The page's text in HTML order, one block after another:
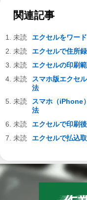
関連記事
エクセルをワー
エクセルで住所
エクセルの印刷
スマホ版エクセ
法
スマホ（iPhone
法
エクセルで印刷
エクセルで払込